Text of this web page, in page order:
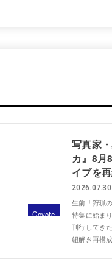
Coyote
写真家
カ』8月
イブを
2026.07.30
生前「狩猟
特集に始ま
刊⾏してき
紐解き再構